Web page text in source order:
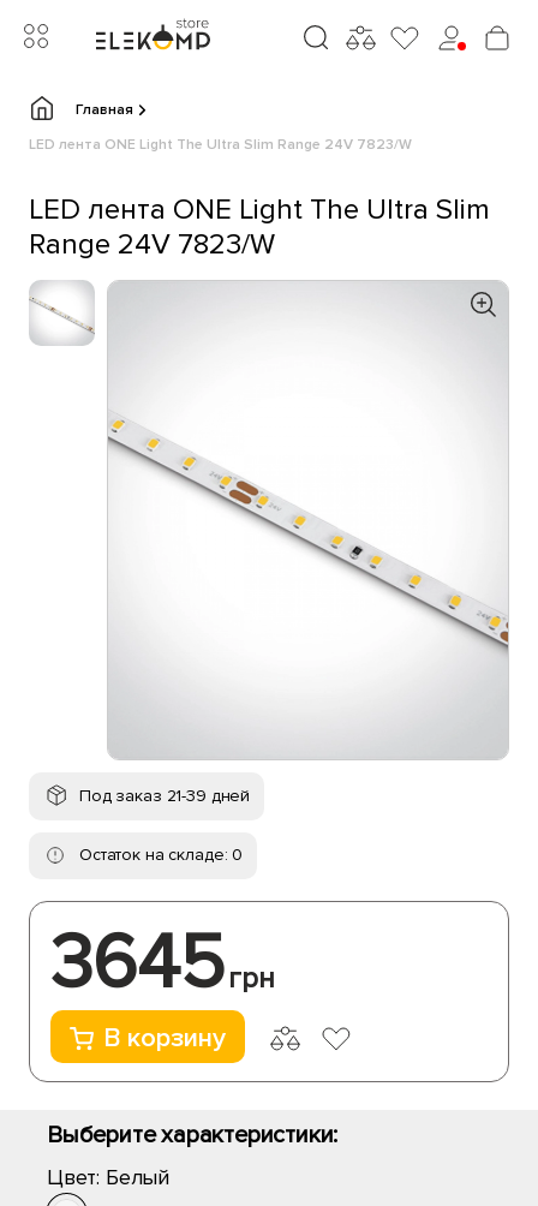
Главная
LED лента ONE Light The Ultra Slim Range 24V 7823/W
LED лента ONE Light The Ultra Slim
Range 24V 7823/W
Под заказ 21-39 дней
Остаток на складе: 0
3645грн
В корзину
Выберите характеристики:
Цвет: Белый